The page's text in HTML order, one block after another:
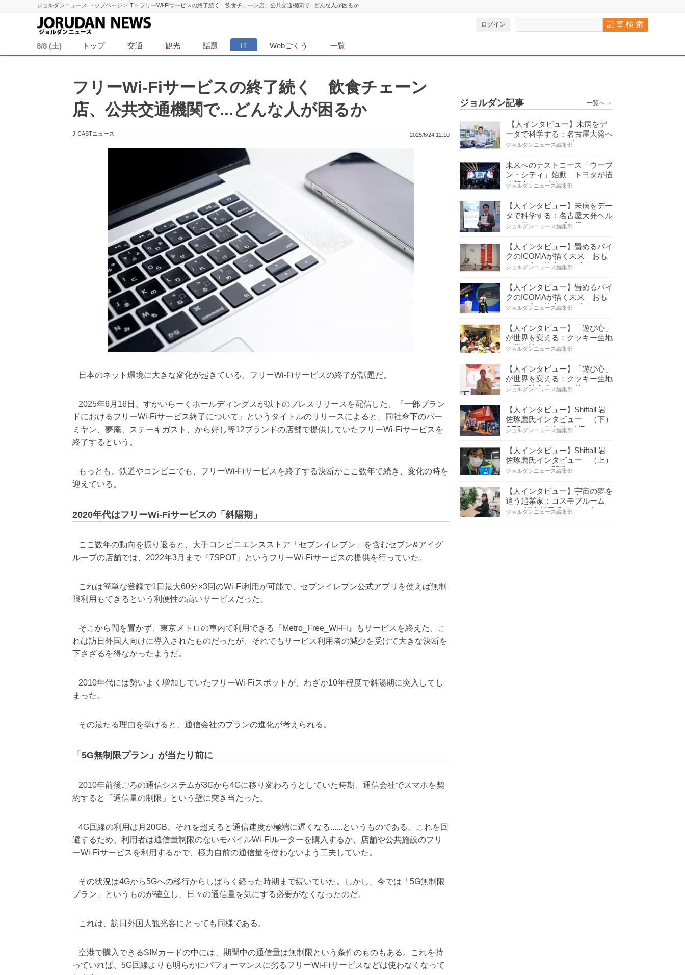
ジョルダンニュース トップページ > IT > フリーWi-Fiサービスの終了続く 飲食チェーン店、公共交通機関で...どんな人が困るか
ログイン
8/8 (土) トップ 交通 観光 話題 IT Webごくう 一覧
フリーWi-Fiサービスの終了続く 飲食チェーン
店、公共交通機関で...どんな人が困るか
2025/6/24 12:10
J-CASTニュース
日本のネット環境に大きな変化が起きている。フリーWi-Fiサービスの終了が話題だ。
2025年6月16日、すかいらーくホールディングスが以下のプレスリリースを配信した。『一部ブラン
ドにおけるフリーWi-Fiサービス終了について』というタイトルのリリースによると、同社傘下のバー
ミヤン、夢庵、ステーキガスト、から好し等12ブランドの店舗で提供していたフリーWi-Fiサービスを
終了するという。
もっとも、鉄道やコンビニでも、フリーWi-Fiサービスを終了する決断がここ数年で続き、変化の時を
迎えている。
2020年代はフリーWi-Fiサービスの「斜陽期」
ここ数年の動向を振り返ると、大手コンビニエンスストア「セブンイレブン」を含むセブン&アイグ
ループの店舗では、2022年3月まで『7SPOT』というフリーWi-Fiサービスの提供を行っていた。
これは簡単な登録で1日最大60分×3回のWi-Fi利用が可能で、セブンイレブン公式アプリを使えば無制
限利用もできるという利便性の高いサービスだった。
そこから間を置かず、東京メトロの車内で利用できる『Metro_Free_Wi-Fi』もサービスを終えた。こ
れは訪日外国人向けに導入されたものだったが、それでもサービス利用者の減少を受けて大きな決断を
下さざるを得なかったようだ。
2010年代には勢いよく増加していたフリーWi-Fiスポットが、わざか10年程度で斜陽期に突入してし
まった。
その最たる理由を挙げると、通信会社のプランの進化が考えられる。
「5G無制限プラン」が当たり前に
2010年前後ごろの通信システムが3Gから4Gに移り変わろうとしていた時期、通信会社でスマホを契
約すると「通信量の制限」という壁に突き当たった。
4G回線の利用は月20GB、それを超えると通信速度が極端に遅くなる......というものである。これを回
避するため、利用者は通信量制限のないモバイルWi-Fiルーターを購入するか、店舗や公共施設のフリ
ーWi-Fiサービスを利用するかで、極力自前の通信量を使わないよう工夫していた。
その状況は4Gから5Gへの移行からしばらく経った時期まで続いていた。しかし、今では「5G無制限
プラン」というものが確立し、日々の通信量を気にする必要がなくなったのだ。
これは、訪日外国人観光客にとっても同様である。
空港で購入できるSIMカードの中には、期間中の通信量は無制限という条件のものもある。これを持
っていれば、5G回線よりも明らかにパフォーマンスに劣るフリーWi-Fiサービスなどは使わなくなって
ジョルダン記事 一覧へ ＞
【人インタビュー】未病をデ
ータで科学する：名古屋大発ヘ
ルスケアシステムズの…
ジョルダンニュース編集部
未来へのテストコース「ウーブ
ン・シティ」始動 トヨタが描
く都市とモビリティの…
ジョルダンニュース編集部
【人インタビュー】未病をデー
タで科学する：名古屋大発ヘル
スケアシステムズの代…
ジョルダンニュース編集部
【人インタビュー】畳めるバイ
クのICOMAが描く未来 おも
ちゃの心で社会をデザイ…
ジョルダンニュース編集部
【人インタビュー】畳めるバイ
クのICOMAが描く未来 おも
ちゃの心で社会をデザイ…
ジョルダンニュース編集部
【人インタビュー】「遊び心」
が世界を変える：クッキー生地
で夢を叶える コロリ…
ジョルダンニュース編集部
【人インタビュー】「遊び心」
が世界を変える：クッキー生地
で夢を叶える コロリ…
ジョルダンニュース編集部
【人インタビュー】Shiftall 岩
佐琢磨氏インタビュー （下）
CESへのこだわり VR…
ジョルダンニュース編集部
【人インタビュー】Shiftall 岩
佐琢磨氏インタビュー （上）
ハードウェア開発へ…
ジョルダンニュース編集部
【人インタビュー】宇宙の夢を
追う起業家：コスモブルーム
CEO 福永桃子氏インタビ…
ジョルダンニュース編集部